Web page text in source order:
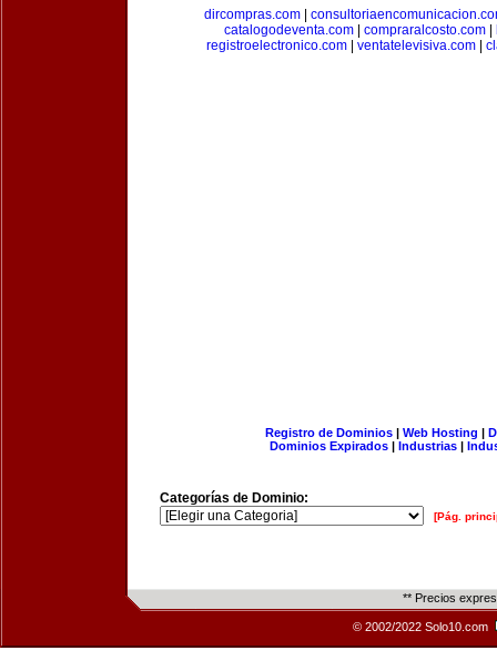
dircompras.com
catalogodeventa.com| compraralcosto.com|
registroelectronico.com
ventatelevisiva.com
Registro de Dominios| Web Hosting |
Dominios Expirados | Industrias |
Categorías de Dominio:
[Pág.
** Precios
© 2002/2022 Solo10.com